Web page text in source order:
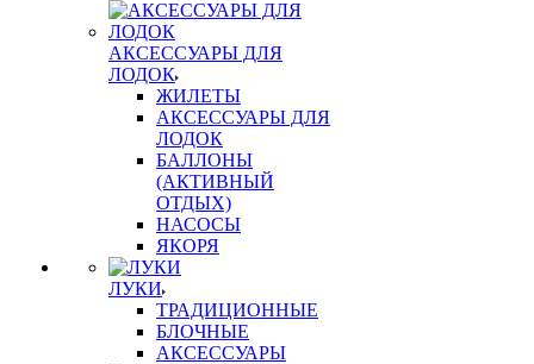
АКСЕССУАРЫ ДЛЯ
ЛОДОК
ЖИЛЕТЫ
АКСЕССУАРЫ ДЛЯ
ЛОДОК
БАЛЛОНЫ
(АКТИВНЫЙ
ОТДЫХ)
НАСОСЫ
ЯКОРЯ
ЛУКИ
ТРАДИЦИОННЫЕ
БЛОЧНЫЕ
АКСЕССУАРЫ